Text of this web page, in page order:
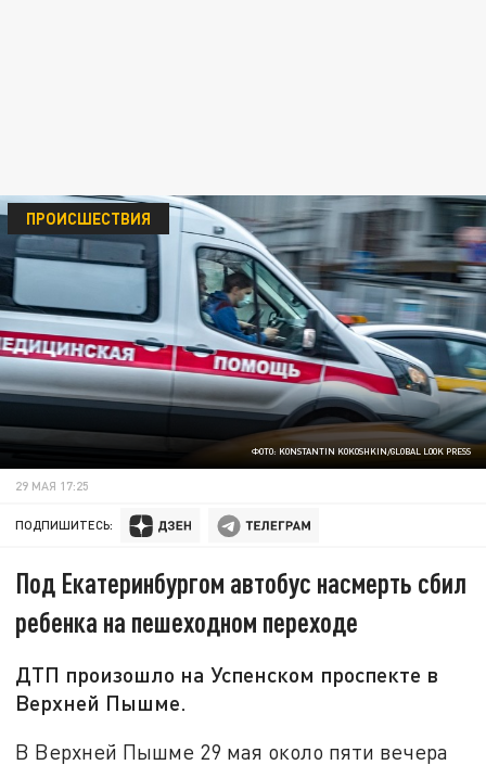
ФОТО: KONSTANTIN KOKOSHKIN/GLOBAL LOOK PRESS
ПРОИСШЕСТВИЯ
29 МАЯ 17:25
ПОДПИШИТЕСЬ:
Под Екатеринбургом автобус насмерть сбил
ребенка на пешеходном переходе
ДТП произошло на Успенском проспекте в
Верхней Пышме.
В Верхней Пышме 29 мая около пяти вечера